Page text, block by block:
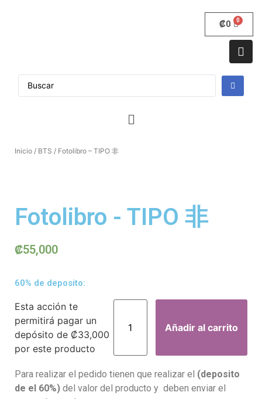
₡0
Inicio / BTS / Fotolibro – TIPO 非
Fotolibro - TIPO 非
₡55,000
60% de deposito:
Esta acción te
permitirá pagar un
depósito de ₡33,000
por este producto
Añadir al carrito
Para realizar el pedido tienen que realizar el (deposito
de el 60%) del valor del producto y deben enviar el